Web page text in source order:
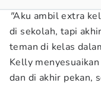
"Aku ambil extra
di sekolah, tapi
teman di kelas
Kelly
dan di akhir pekan,